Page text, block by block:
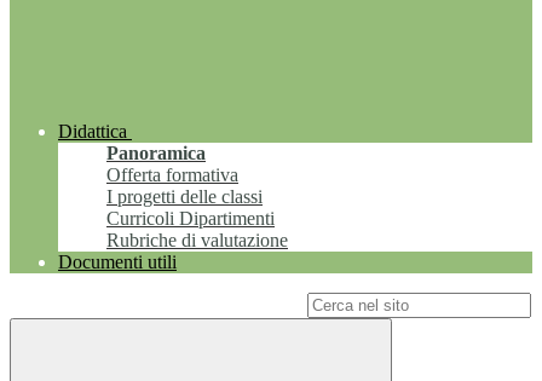
Didattica
Panoramica
Offerta formativa
I progetti delle classi
Curricoli Dipartimenti
Rubriche di valutazione
Documenti utili